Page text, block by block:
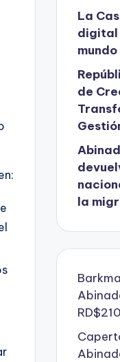
La
digital
mundo
de
la